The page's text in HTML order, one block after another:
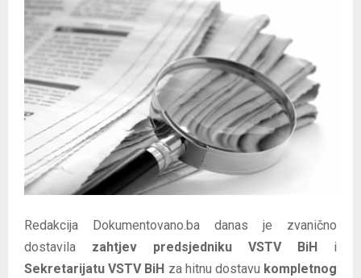
E
N
U
Redakcija Dokumentovano.ba danas je zvanično
dostavila zahtjev predsjedniku VSTV BiH
i
Sekretarijatu VSTV BiH za hitnu dostavu kompletnog